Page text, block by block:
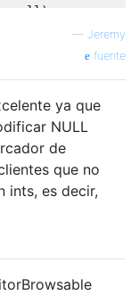
null )
is int || value
)value;
.Parse(value.
— Jeremy
fuente
ya que
NULL
de
que no
ints, es decir,